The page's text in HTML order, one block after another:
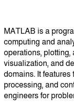
MATLAB is a
computing and
operations, plotting,
visualization, and
domains. It
processing, and
engineers for